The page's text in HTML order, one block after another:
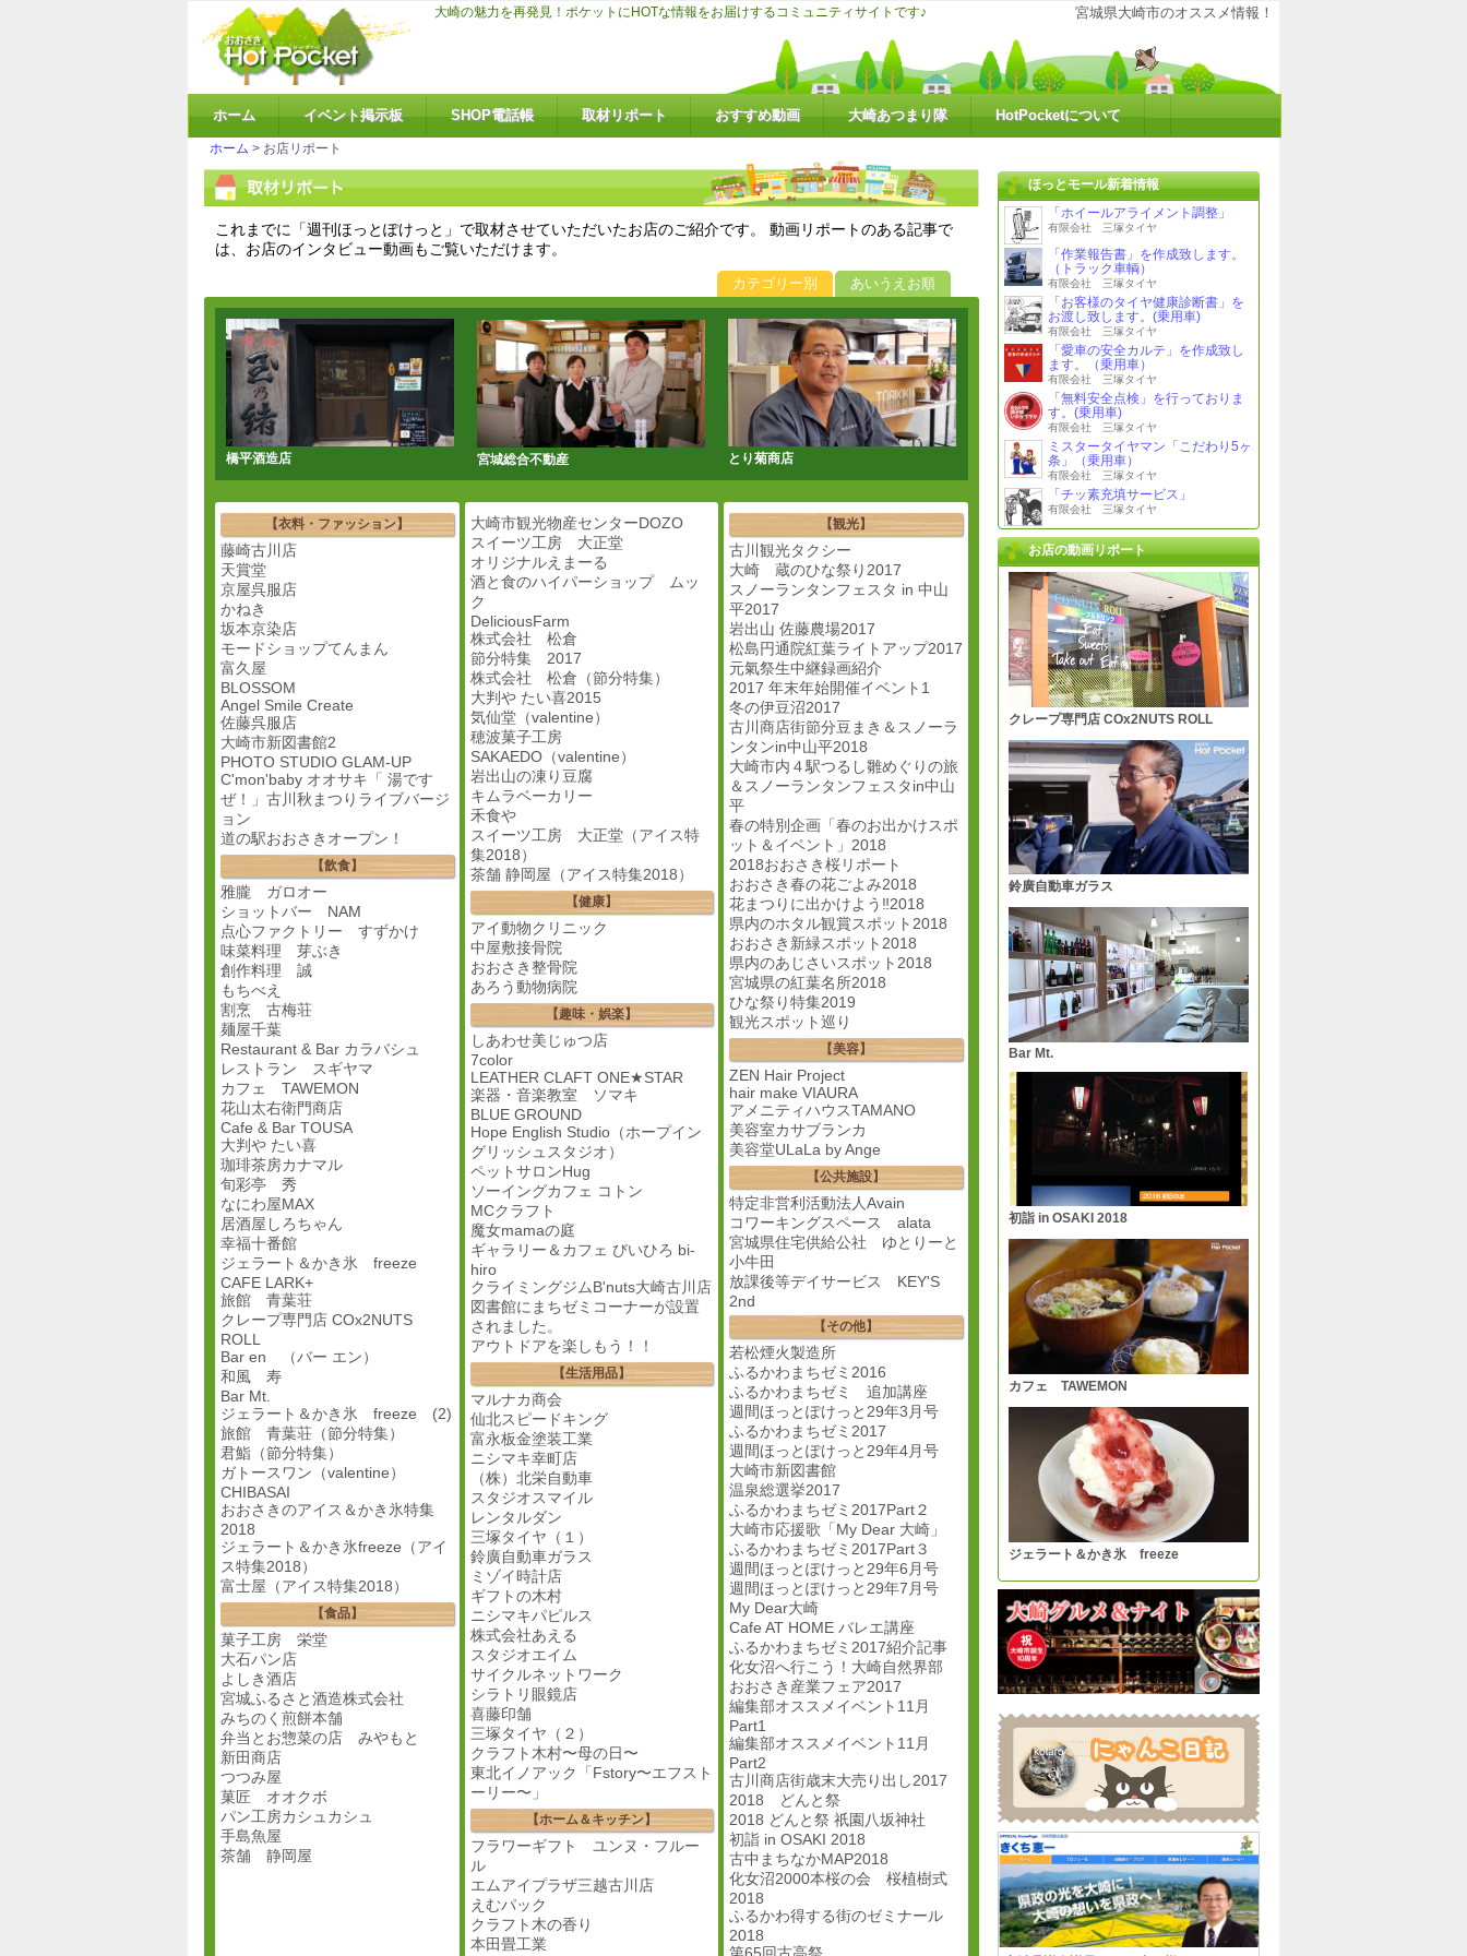
大崎の魅力を再発見！ポケットにHOTな情報をお届けするコミュニティサイトです♪ 大崎の魅力を再発見！ポケットにHOTな情報をお届けするコミュニティサイト
宮城県大崎市のオススメ情報！
ホーム イベント掲示板 SHOP電話帳 取材リポート おすすめ動画 大崎あつまり隊 HotPocketについて
ホーム > お店リポート
これまでに「週刊ほっとぽけっと」で取材させていただいたお店のご紹介です。 動画リポートのある記事で
は、お店のインタビュー動画もご覧いただけます。
カテゴリー別 あいうえお順
橋平酒造店 宮城総合不動産 とり菊商店
【衣料・ファッション】
藤崎古川店
天賞堂
京屋呉服店
かねき
坂本京染店
モードショップてんまん
富久屋
BLOSSOM
Angel Smile Create
佐藤呉服店
大崎市新図書館2
PHOTO STUDIO GLAM-UP
C'mon'baby オオサキ「 湯です
ぜ！」古川秋まつりライブバージ
ョン
道の駅おおさきオープン！
【飲食】
雅朧 ガロオー
ショットバー NAM
点心ファクトリー すずかけ
味菜料理 芽ぶき
創作料理 誠
もちべえ
割烹 古梅荘
麺屋千葉
Restaurant & Bar カラバシュ
レストラン スギヤマ
カフェ TAWEMON
花山太右衛門商店
Cafe & Bar TOUSA
大判や たい喜
珈琲茶房カナマル
旬彩亭 秀
なにわ屋MAX
居酒屋しろちゃん
幸福十番館
ジェラート＆かき氷 freeze
CAFE LARK+
旅館 青葉荘
クレープ専門店 COx2NUTS
ROLL
Bar en （バー エン）
和風 寿
Bar Mt.
ジェラート＆かき氷 freeze (2)
旅館 青葉荘（節分特集）
君鮨（節分特集）
ガトースワン（valentine）
CHIBASAI
おおさきのアイス＆かき氷特集
2018
ジェラート＆かき氷freeze（アイ
ス特集2018）
富士屋（アイス特集2018）
【食品】
菓子工房 栄堂
大石パン店
よしき酒店
宮城ふるさと酒造株式会社
みちのく煎餅本舗
弁当とお惣菜の店 みやもと
新田商店
つつみ屋
菓匠 オオクボ
パン工房カシュカシュ
手島魚屋
茶舗 静岡屋
大崎市観光物産センターDOZO
スイーツ工房 大正堂
オリジナルえまーる
酒と食のハイパーショップ ムッ
ク
DeliciousFarm
株式会社 松倉
節分特集 2017
株式会社 松倉（節分特集）
大判や たい喜2015
気仙堂（valentine）
穂波菓子工房
SAKAEDO（valentine）
岩出山の凍り豆腐
キムラベーカリー
禾食や
スイーツ工房 大正堂（アイス特
集2018）
茶舗 静岡屋（アイス特集2018）
【健康】
アイ動物クリニック
中屋敷接骨院
おおさき整骨院
あろう動物病院
【趣味・娯楽】
しあわせ美じゅつ店
7color
LEATHER CLAFT ONE★STAR
楽器・音楽教室 ソマキ
BLUE GROUND
Hope English Studio（ホープイン
グリッシュスタジオ）
ペットサロンHug
ソーイングカフェ コトン
MCクラフト
魔女mamaの庭
ギャラリー＆カフェ びいひろ bi-
hiro
クライミングジムB'nuts大崎古川店
図書館にまちゼミコーナーが設置
されました。
アウトドアを楽しもう！！
【生活用品】
マルナカ商会
仙北スピードキング
富永板金塗装工業
ニシマキ幸町店
（株）北栄自動車
スタジオスマイル
レンタルダン
三塚タイヤ（１）
鈴廣自動車ガラス
ミゾイ時計店
ギフトの木村
ニシマキパピルス
株式会社あえる
スタジオエイム
サイクルネットワーク
シラトリ眼鏡店
喜藤印舗
三塚タイヤ（２）
クラフト木村〜母の日〜
東北イノアック「Fstory〜エフスト
ーリー〜」
【ホーム＆キッチン】
フラワーギフト ユンヌ・フルー
ル
エムアイプラザ三越古川店
えむパック
クラフト木の香り
本田畳工業
【観光】
古川観光タクシー
大崎 蔵のひな祭り2017
スノーランタンフェスタ in 中山
平2017
岩出山 佐藤農場2017
松島円通院紅葉ライトアップ2017
元氣祭生中継録画紹介
2017 年末年始開催イベント1
冬の伊豆沼2017
古川商店街節分豆まき＆スノーラ
ンタンin中山平2018
大崎市内４駅つるし雛めぐりの旅
＆スノーランタンフェスタin中山
平
春の特別企画「春のお出かけスポ
ット＆イベント」2018
2018おおさき桜リポート
おおさき春の花ごよみ2018
花まつりに出かけよう‼︎2018
県内のホタル観賞スポット2018
おおさき新緑スポット2018
県内のあじさいスポット2018
宮城県の紅葉名所2018
ひな祭り特集2019
観光スポット巡り
【美容】
ZEN Hair Project
hair make VIAURA
アメニティハウスTAMANO
美容室カサブランカ
美容堂ULaLa by Ange
【公共施設】
特定非営利活動法人Avain
コワーキングスペース alata
宮城県住宅供給公社 ゆとりーと
小牛田
放課後等デイサービス KEY'S
2nd
【その他】
若松煙火製造所
ふるかわまちゼミ2016
ふるかわまちゼミ 追加講座
週間ほっとぽけっと29年3月号
ふるかわまちゼミ2017
週間ほっとぽけっと29年4月号
大崎市新図書館
温泉総選挙2017
ふるかわまちゼミ2017Part２
大崎市応援歌「My Dear 大崎」
ふるかわまちゼミ2017Part３
週間ほっとぽけっと29年6月号
週間ほっとぽけっと29年7月号
My Dear大崎
Cafe AT HOME バレエ講座
ふるかわまちゼミ2017紹介記事
化女沼へ行こう！大崎自然界部
おおさき産業フェア2017
編集部オススメイベント11月
Part1
編集部オススメイベント11月
Part2
古川商店街歳末大売り出し2017
2018 どんと祭
2018 どんと祭 祇園八坂神社
初詣 in OSAKI 2018
古中まちなかMAP2018
化女沼2000本桜の会 桜植樹式
2018
ふるかわ得する街のゼミナール
2018
第65回古高祭
ほっとモール新着情報
「ホイールアライメント調整」
有限会社 三塚タイヤ
「作業報告書」を作成致します。
（トラック車輌）
有限会社 三塚タイヤ
「お客様のタイヤ健康診断書」を
お渡し致します。(乗用車)
有限会社 三塚タイヤ
「愛車の安全カルテ」を作成致し
ます。（乗用車）
有限会社 三塚タイヤ
「無料安全点検」を行っておりま
す。(乗用車)
有限会社 三塚タイヤ
ミスタータイヤマン「こだわり5ヶ
条」（乗用車）
有限会社 三塚タイヤ
「チッ素充填サービス」
有限会社 三塚タイヤ
「タイヤ修理」
有限会社 三塚タイヤ
「タイヤ・ホイールの組込み・お
取付け（装着）」
有限会社 三塚タイヤ
「タイヤ保管サービス」春→冬→
春、手ぶらでご来店！
有限会社 三塚タイヤ
「ご来店不可能車輌のタイヤサー
ビス」（要相談）
有限会社 三塚タイヤ
「トラブル出張サービス」（サー
い｡）
有限会社 三塚タイヤ
「出張タイヤチェックサービス」
要予約
有限会社 三塚タイヤ
お客様の安全・安心のために
有限会社 三塚タイヤ
スタッフ紹介
有限会社 三塚タイヤ
有限会社 三塚タイヤ
お店の動画リポート
クレープ専門店 COx2NUTS ROLL
鈴廣自動車ガラス
Bar Mt.
初詣 in OSAKI 2018
カフェ TAWEMON
ジェラート＆かき氷 freeze